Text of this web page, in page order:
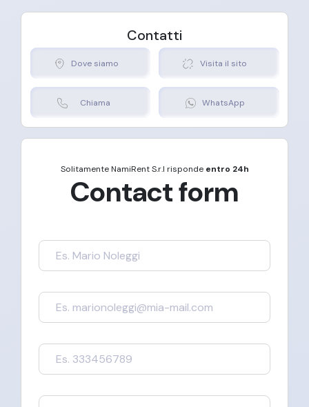
Contatti
Dove siamo Visita il sito
Chiama WhatsApp
SolitamenteNamiRent S.r.l risponde entro 24h
Contact form